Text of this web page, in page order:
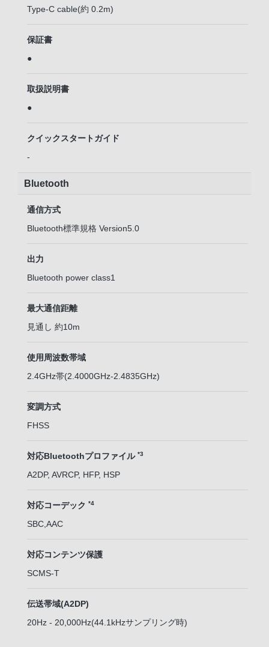
Type-C cable(約 0.2m)
保証書
●
取扱説明書
●
クイックスタートガイド
-
Bluetooth
通信方式
Bluetooth標準規格 Version5.0
出力
Bluetooth power class1
最大通信距離
見通し 約10m
使用周波数帯域
2.4GHz帯(2.4000GHz-2.4835GHz)
変調方式
FHSS
対応Bluetoothプロファイル *3
A2DP, AVRCP, HFP, HSP
対応コーデック *4
SBC,AAC
対応コンテンツ保護
SCMS-T
伝送帯域(A2DP)
20Hz - 20,000Hz(44.1kHzサンプリング時)